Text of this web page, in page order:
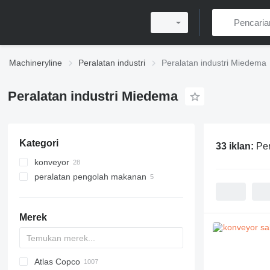
Machineryline Peralatan industri Peralatan industri Miedema
Peralatan industri Miedema
Kategori
konveyor
conveyor pertanian
peralatan pengolah makanan
filler box
mesin pemotong sayuran
Merek
PDS
APD
AB
Ensis
VZ
AG3
Atlas Copco
33 iklan: